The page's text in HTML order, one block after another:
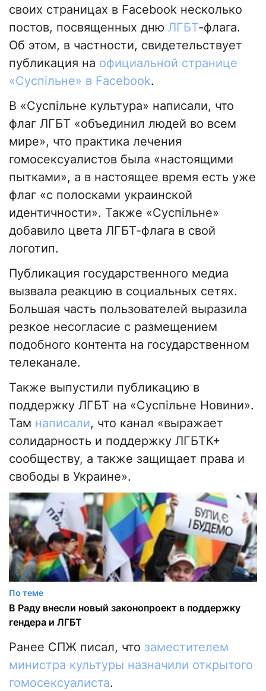
своих страницах в Facebook несколько
постов, посвященных дню ЛГБТ-флага.
Об этом, в частности, свидетельствует
публикация на официальной странице
«Суспільне» в Facebook.
В «Суспільне культура» написали, что
флаг ЛГБТ «объединил людей во всем
мире», что практика лечения
гомосексуалистов была «настоящими
пытками», а в настоящее время есть уже
флаг «с полосками украинской
идентичности». Также «Суспільне»
добавило цвета ЛГБТ-флага в свой
логотип.
Публикация государственного медиа
вызвала реакцию в социальных сетях.
Большая часть пользователей выразила
резкое несогласие с размещением
подобного контента на государственном
телеканале.
Также выпустили публикацию в
поддержку ЛГБТ на «Суспільне Новини».
Там написали, что канал «выражает
солидарность и поддержку ЛГБТК+
сообществу, а также защищает права и
свободы в Украине».
По теме
В Раду внесли новый законопроект в поддержку
гендера и ЛГБТ
Ранее СПЖ писал, что заместителем
министра культуры назначили открытого
гомосексуалиста.